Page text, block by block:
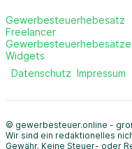
Gewerbesteuerhebesatz
Freelancer
Widgets
Datenschutz Impressum
© gewerbesteuer.online -
Wir sind ein redaktionelles
Gewähr. Keine Steuer- oder